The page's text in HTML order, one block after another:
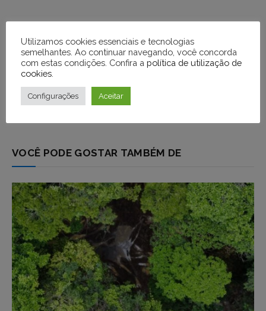
VOCÊ PODE GOSTAR TAMBÉM DE
Utilizamos cookies essenciais e tecnologias
semelhantes. Ao continuar navegando, você concorda
com estas condições. Confira a política de utilização de
cookies
Configurações Aceitar